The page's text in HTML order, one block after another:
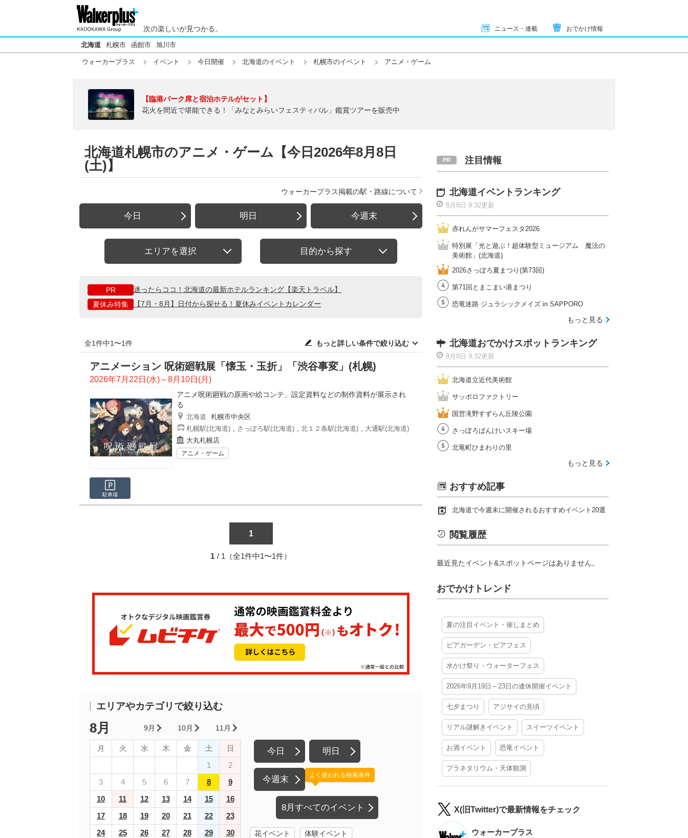
次の楽しいが見つかる。 ニュース・連載 おでかけ情報
北海道 札幌市 函館市 旭川市
ウォーカープラス イベント 今日開催 北海道のイベント 札幌市のイベント アニメ・ゲーム
【臨港パーク席と宿泊ホテルがセット】
花火を間近で堪能できる！「みなとみらいフェスティバル」鑑賞ツアーを販売中
北海道札幌市のアニメ・ゲーム【今日2026年8月8日
(土)】
ウォーカープラス掲載の駅・路線について
今日 明日 今週末
エリアを選択 目的から探す
PR
迷ったらココ！北海道の最新ホテルランキング【楽天トラベル】
夏休み特集
【7月・8月】日付から探せる！夏休みイベントカレンダー
全1件中1〜1件 もっと詳しい条件で絞り込む
アニメーション 呪術廻戦展「懐玉・玉折」「渋谷事変」(札幌)
2026年7月22日(水)～8月10日(月)
アニメ呪術廻戦の原画や絵コンテ、設定資料などの制作資料が展示され
る
北海道
札幌市中央区
札幌駅(北海道) , さっぽろ駅(北海道) , 北１２条駅(北海道) , 大通駅(北海道)
大丸札幌店
アニメ・ゲーム
駐車場
1
1 / 1（全1件中1〜1件）
エリアやカテゴリで絞り込む
8月 9月 10月 11月
月 火 水 木 金 土 日
1
2
3
4 5 6 7 8
9
10
11 12 13 14 15
16
17
18 19 20 21 22
23
24
25 26 27 28 29
30
今日 明日
今週末
8月すべてのイベント
よく使われる検索条件
花イベント
体験イベント
注目情報
北海道イベントランキング
8月8日 9:32更新
赤れんがサマーフェスタ2026
特別展「光と遊ぶ！超体験型ミュージアム 魔法の
美術館」(北海道)
2026さっぽろ夏まつり(第73回)
第71回とまこまい港まつり
恐竜迷路 ジュラシックメイズ in SAPPORO
もっと見る
北海道おでかけスポットランキング
8月8日 9:32更新
北海道立近代美術館
サッポロファクトリー
国営滝野すずらん丘陵公園
さっぽろばんけいスキー場
北竜町ひまわりの里
もっと見る
おすすめ記事
北海道で今週末に開催されるおすすめイベント20選
閲覧履歴
最近見たイベント&スポットページはありません。
おでかけトレンド
夏の注目イベント・催しまとめ
ビアガーデン・ビアフェス
水かけ祭り・ウォーターフェス
2026年9月19日～23日の連休開催イベント
七夕まつり アジサイの見頃
リアル謎解きイベント スイーツイベント
お酒イベント 恐竜イベント
プラネタリウム・天体観測
X(旧Twitter)で最新情報をチェック
ウォーカープラス